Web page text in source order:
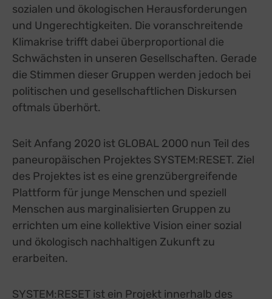
sozialen und ökologischen Herausforderungen
und Ungerechtigkeiten. Die voranschreitende
Klimakrise trifft dabei überproportional die
Schwächsten in unseren Gesellschaften. Gerade
die Stimmen dieser Gruppen werden jedoch bei
politischen und gesellschaftlichen Diskursen
oftmals überhört.
Seit Anfang 2020 ist GLOBAL 2000 nun Teil des
paneuropäischen Projektes SYSTEM:RESET. Ziel
des Projektes ist es eine grenzübergreifende
Plattform für junge Menschen und speziell
Menschen aus marginalisierten Gruppen zu
errichten um eine kollektive Vision einer sozial
und ökologisch nachhaltigen Zukunft zu
erarbeiten.
SYSTEM:RESET ist ein Projekt innerhalb des